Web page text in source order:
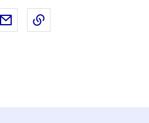
X (anciennement Twitter)
sur LinkedIn
Partager par email